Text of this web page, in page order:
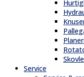
Skovle
Service